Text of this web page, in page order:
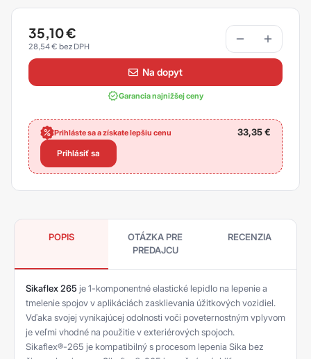
35,10€
28,54€
na dopyt
Garancia najnižšej ceny
Prihláste sa a získate lepšiu cenu 33,35€
Prihlásiť sa
POPIS
OTÁZKA PRE
PREDAJCU
RECENZIA
Sikaflex 265 je 1-komponentné elastické lepidlo na lepenie a
tmelenie spojov v aplikáciách zasklievania úžitkových vozidiel.
Vďaka svojej vynikajúcej odolnosti voči poveternostným vplyvom
je veľmi vhodné na použitie v exteriérových spojoch.
Sikaflex®-265 je kompatibilný s procesom lepenia Sika bez